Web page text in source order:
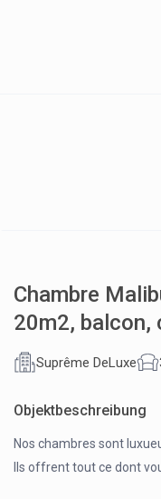
Chambre
20m2, balcon,
Suprême DeLuxe
Objektbeschreibung
Nos chambres sont
Ils offrent tout ce dont